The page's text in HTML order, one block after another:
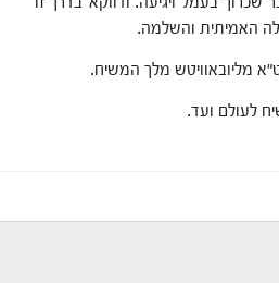
האמיתית והשלמה.
מליובאוויטש מלך המשיח.
לעולם ועד.